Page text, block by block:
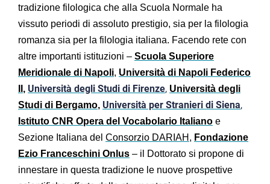
tradizione filologica che alla Scuola Normale ha
vissuto periodi di assoluto prestigio, sia per la filologia
romanza sia per la filologia italiana. Facendo rete con
altre importanti istituzioni – Scuola Superiore
Meridionale di Napoli, Università di Napoli Federico
, Università degli Studi di Firenze, Università degli
Studi di Bergamo, Università per Stranieri di Siena,
Istituto CNR Opera del Vocabolario Italiano e
Sezione Italiana del Consorzio DARIAH , Fondazione
Ezio Franceschini Onlus – il Dottorato si propone di
innestare in questa tradizione le nuove prospettive